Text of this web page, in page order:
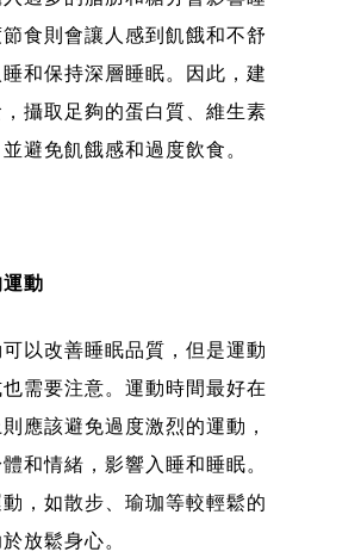
食則會讓人感到飢餓和不舒
和保持深層睡眠。因此，建
攝取足夠的蛋白質、維生素
避免飢餓感和過度飲食。
動
以改善睡眠品質，但是運動
需要注意。運動時間最好在
應該避免過度激烈的運動，
和情緒，影響入睡和睡眠。
，如散步、瑜珈等較輕鬆的
放鬆身心。